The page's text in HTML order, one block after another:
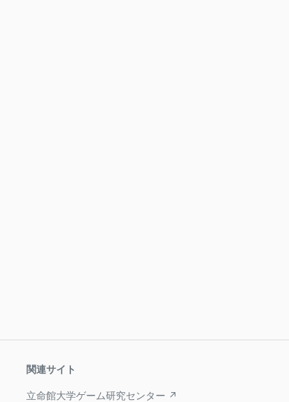
関連サイト
立命館大学ゲーム研究センター ↗